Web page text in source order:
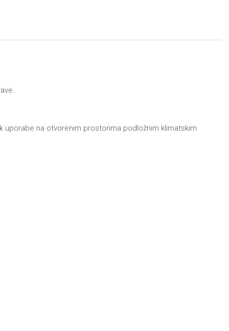
na otvorenim prostorima podložnim klimatskim